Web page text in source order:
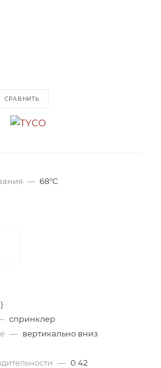
СРАВНИТЬ
— 68°С
спринклер
— вертикально вниз
— 0.42